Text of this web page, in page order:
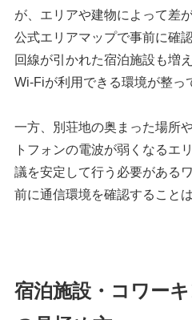
が、エリアや建物によって差
公式エリアマップで事前に確
回線が引かれた宿泊施設も増
Wi-Fiが利用できる環境が整っ
一方、別荘地の奥まった場所
トフォンの電波が弱くなるエ
議を安定して行う必要がある
前に通信環境を確認すること
宿泊施設・コワー